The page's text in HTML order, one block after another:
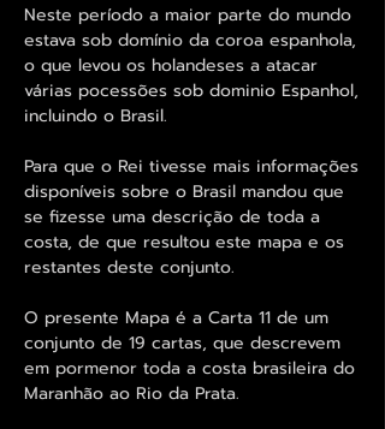
Neste período a maior parte do mundo
estava sob domínio da coroa espanhola,
o que levou os holandeses a atacar
várias pocessões sob dominio Espanhol,
incluindo o Brasil.
Para que o Rei tivesse mais informações
disponíveis sobre o Brasil mandou que
se fizesse uma descrição de toda a
costa, de que resultou este mapa e os
restantes deste conjunto.
O presente Mapa é a Carta 11 de um
conjunto de 19 cartas, que descrevem
em pormenor toda a costa brasileira do
Maranhão ao Rio da Prata.